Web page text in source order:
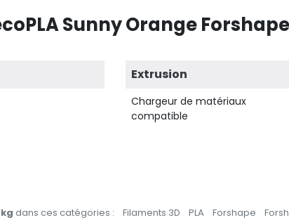
Sunny Orange Forshape
Extrusion
Chargeur de matériaux
compatible
dans ces catégories : Filaments 3D PLA Forshape